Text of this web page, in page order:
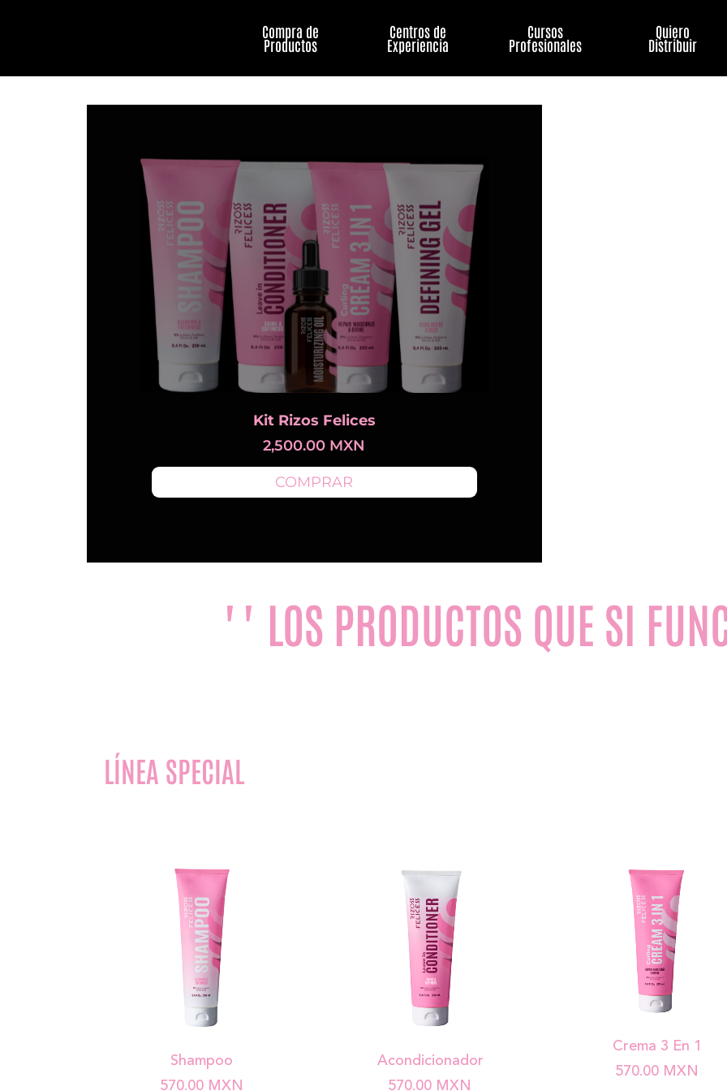
Compra de
Productos
Centros de
Experiencia
Cursos
Profesionales
Quiero
Distribuir
Kit Rizos Felices
2,500.00 MXN
COMPRAR
"" LOS PRODUCTOS QUE SI
LÍNEA SPECIAL
Shampoo
570.00 MXN
Acondicionador
570.00 MXN
Crema 3 En 1
570.00 MXN